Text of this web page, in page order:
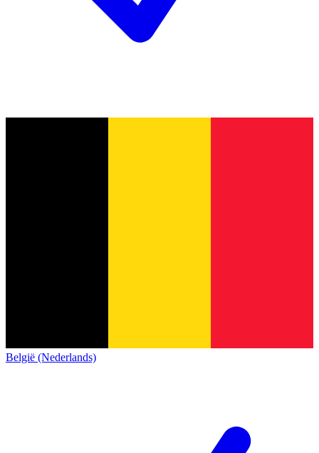
België (Nederlands)